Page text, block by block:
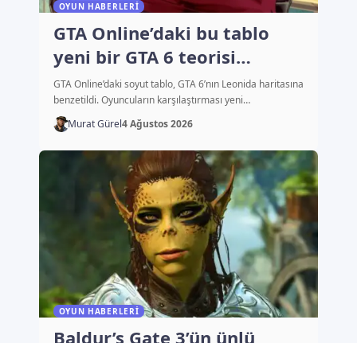
OYUN HABERLERI
GTA Online’daki bu tablo
yeni bir GTA 6 teorisi
başlattı
GTA Online’daki soyut tablo, GTA 6’nın Leonida haritasına
benzetildi. Oyuncuların karşılaştırması yeni…
Murat Gürel4 Ağustos 2026
OYUN HABERLERI
Baldur’s Gate 3’ün ünlü